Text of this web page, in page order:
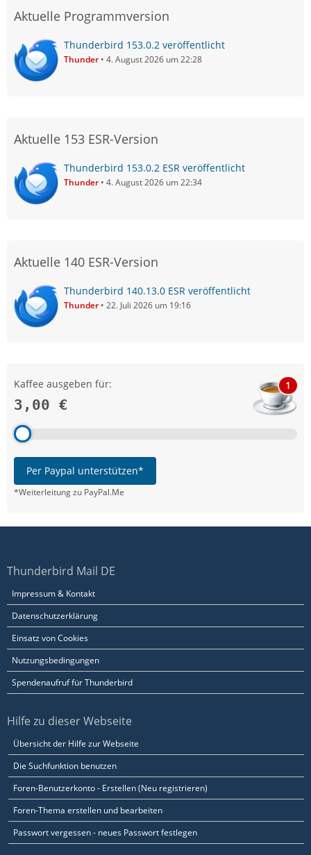
Aktuelle Programmversion
Thunderbird 153.0.2 veröffentlicht
Thunder 4. August 2026 um 22:28
Aktuelle 153 ESR-Version
Thunderbird 153.0.2 ESR veröffentlicht
Thunder 4. August 2026 um 22:34
Aktuelle 140 ESR-Version
Thunderbird 140.13.0 ESR veröffentlicht
Thunder 22. Juli 2026 um 19:16
Kaffee ausgeben für:
3,00 €
1
Per Paypal unterstützen*
*Weiterleitung zu PayPal.Me
Thunderbird Mail DE
Impressum & Kontakt
Datenschutzerklärung
Einsatz von Cookies
Nutzungsbedingungen
Spendenaufruf für Thunderbird
Hilfe zu dieser Webseite
Übersicht der Hilfe zur Webseite
Die Suchfunktion benutzen
Foren-Benutzerkonto - Erstellen (Neu registrieren)
Foren-Thema erstellen und bearbeiten
Passwort vergessen - neues Passwort festlegen